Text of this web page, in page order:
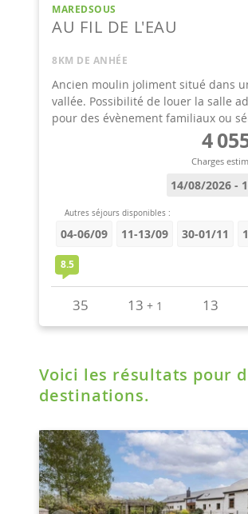
Voici les résultats pour
destinations.